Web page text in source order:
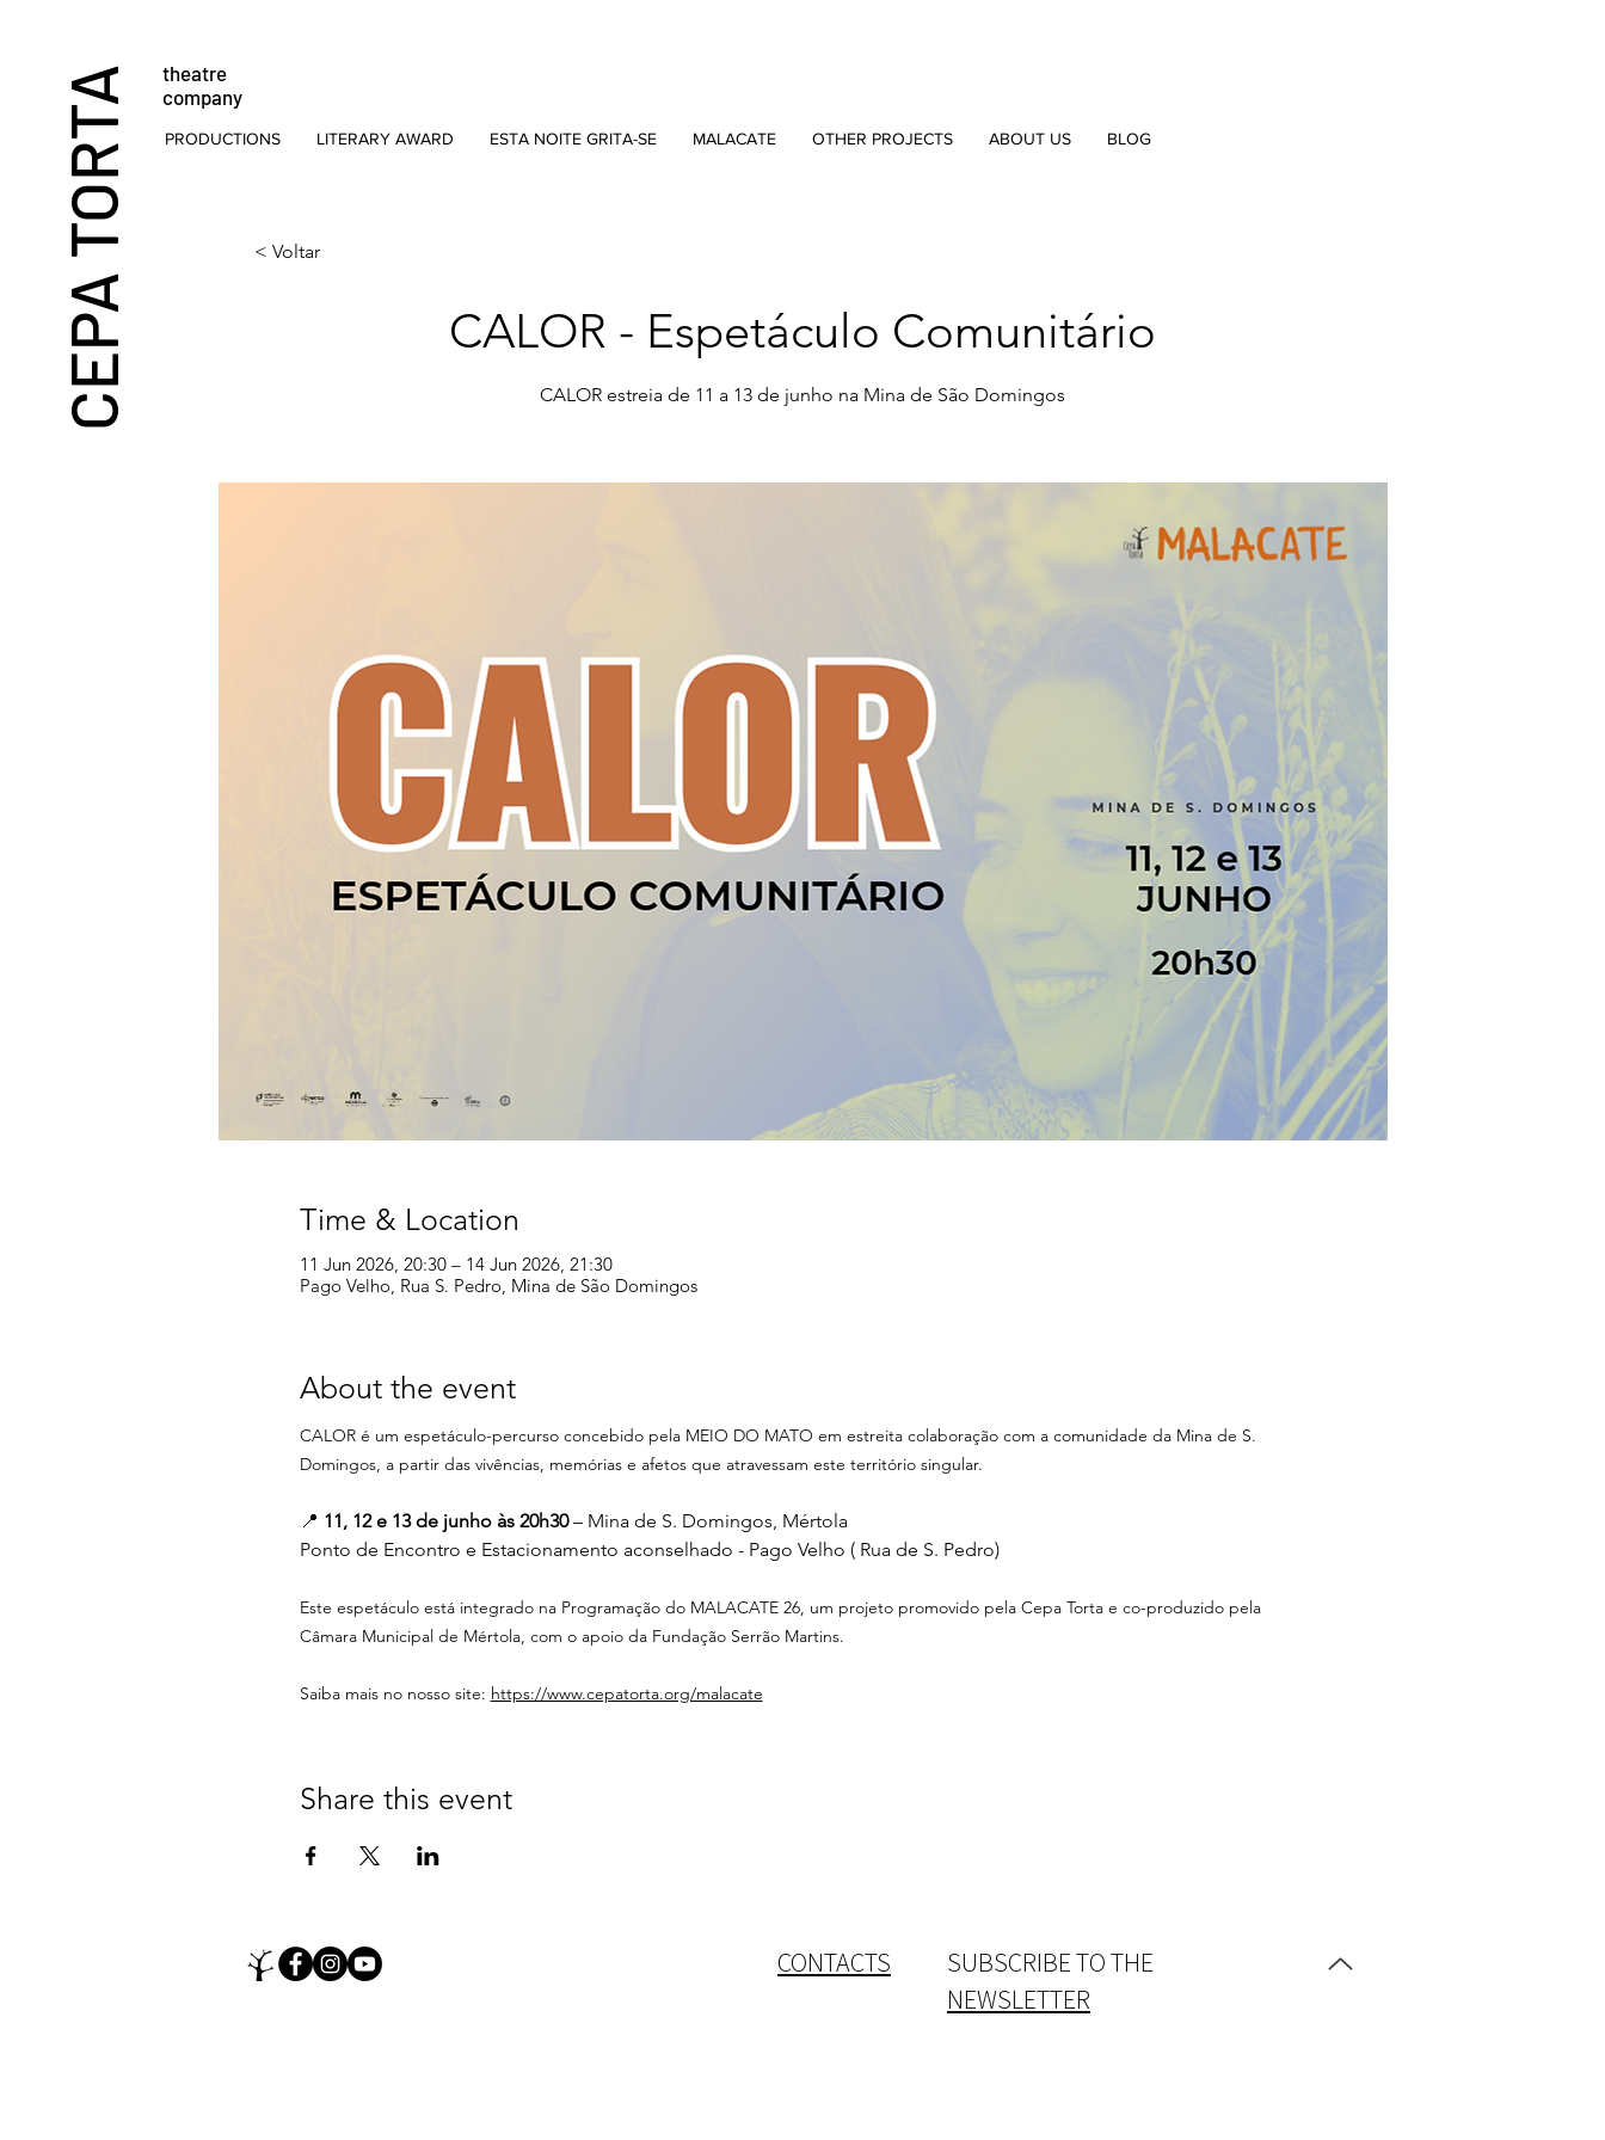
CEPA TORTA
theatre
company
PRODUCTIONS LITERARY AWARD ESTA NOITE GRITA-SE MALACATE OTHER PROJECTS ABOUT US BLOG
CALOR - Espetáculo Comunitário
CALOR estreia de 11 a 13 de junho na Mina de São Domingos
Time & Location
11 Jun 2026, 20:30 – 14 Jun 2026, 21:30
Pago Velho, Rua S. Pedro, Mina de São Domingos
About the event
CALOR é um espetáculo-percurso concebido pela MEIO DO MATO em estreita colaboração com a comunidade da Mina de S.
Domingos, a partir das vivências, memórias e afetos que atravessam este território singular.
📍 11, 12 e 13 de junho às 20h30 – Mina de S. Domingos, Mértola
Ponto de Encontro e Estacionamento aconselhado - Pago Velho ( Rua de S. Pedro)
Este espetáculo está integrado na Programação do MALACATE 26, um projeto promovido pela Cepa Torta e co-produzido pela
Câmara Municipal de Mértola, com o apoio da Fundação Serrão Martins.
Saiba mais no nosso site: https://www.cepatorta.org/malacate
Share this event
< Voltar
CONTACTS
SUBSCRIBE TO THE
NEWSLETTER